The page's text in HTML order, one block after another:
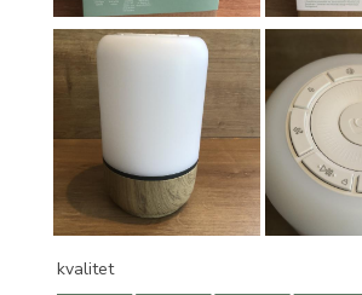
kvalitet